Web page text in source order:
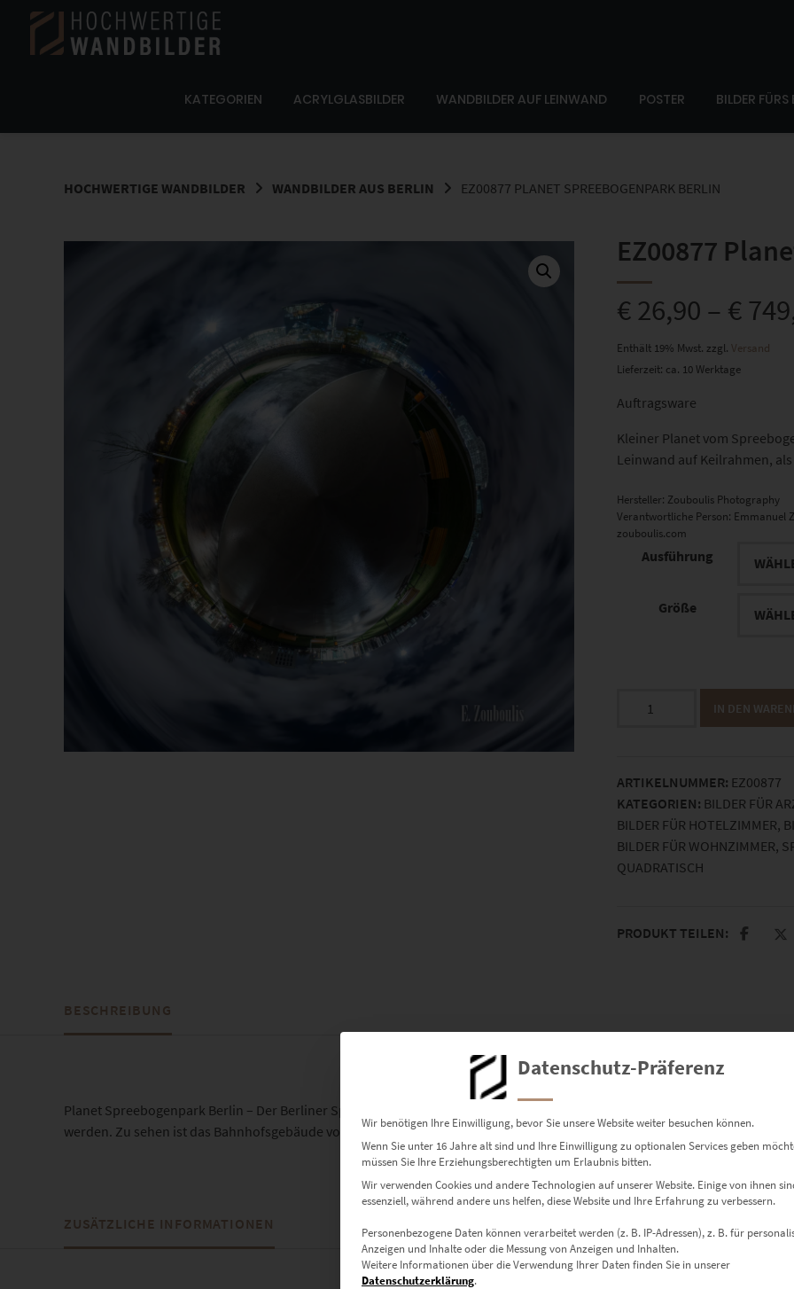
Springe
Inhalt
KATEGORIEN ACRYLGLASBILDER WANDBILDER AUF LEINWAND POSTER BILDER
HOCHWERTIGE WANDBILDER WANDBILDER AUS BERLIN EZ00877 PLANET SPREEBOGENPARK BERLIN
EZ00877
€26,90 – €
Enthält 19% Mwst. zzgl. Versand
Lieferzeit: ca. 10 Werktage
Auftragsware
Kleiner Planet vom
Leinwand auf Keilrahmen,
Hersteller: Zouboulis Photography
Verantwortliche Person: Emmanuel
zouboulis.com
Ausführung
Größe
Menge
IN DEN
ARTIKELNUMMER: EZ00877
KATEGORIEN: BILDER FÜR
BILDER FÜR HOTELZIMMER,
BILDER FÜR WOHNZIMMER,
QUADRATISCH
PRODUKT TEILEN:
BESCHREIBUNG
Planet Spreebogenpark Berlin – Der Berliner Spreebogenpark als kleiner Planet. Bild entstanden aus mehreren
werden. Zu sehen ist das Bahnhofsgebäude von Berlin und das Regierungsviertel.
ZUSÄTZLICHE INFORMATIONEN
Datenschutz-Präferenz
Wir benötigen Ihre Einwilligung, bevor Sie unsere Website weiter besuchen können.
Wenn Sie unter 16 Jahre alt sind und Ihre Einwilligung zu optionalen Services geben
müssen Sie Ihre Erziehungsberechtigten um Erlaubnis bitten.
Wir verwenden Cookies und andere Technologien auf unserer Website. Einige von ihnen
essenziell, während andere uns helfen, diese Website und Ihre Erfahrung zu verbessern.
Personenbezogene Daten können verarbeitet werden (z. B. IP-Adressen), z. B. für
Anzeigen und Inhalte oder die Messung von Anzeigen und Inhalten.
Weitere Informationen über die Verwendung Ihrer Daten finden Sie in unserer
Datenschutzerklärung.